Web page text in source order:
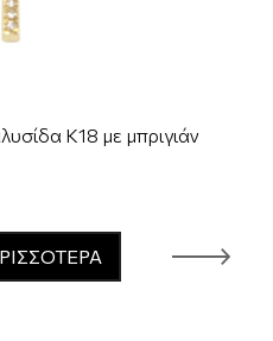
Κ18 με μπριγιάν